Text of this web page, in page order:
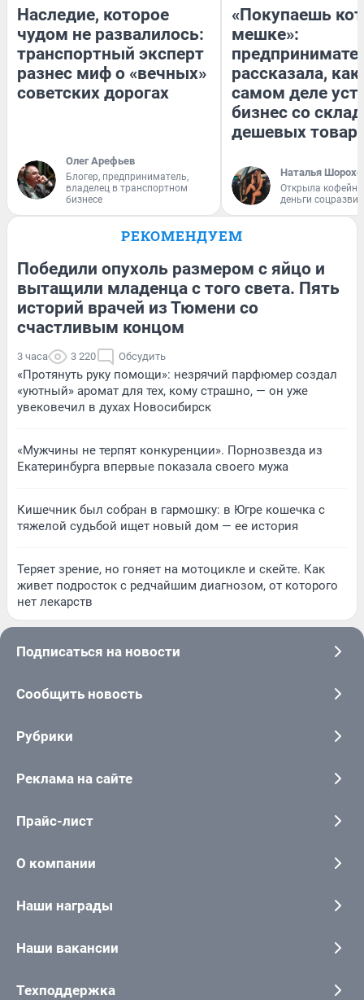
Наследие, которое
чудом не развалилось:
транспортный эксперт
разнес миф о «вечных»
советских дорогах
Олег Арефьев
Блогер, предприниматель,
владелец в транспортном
бизнесе
«Покупаешь
мешке»:
рассказала, как
самом деле
бизнес со
дешевых
Наталья
Открыла
деньги
РЕКОМЕНДУЕМ
Победили опухоль размером с яйцо и
вытащили младенца с того света. Пять
историй врачей из Тюмени со
счастливым концом
3 часа 3 220 Обсудить
«Протянуть руку помощи»: незрячий парфюмер создал
«уютный» аромат для тех, кому страшно, — он уже
увековечил в духах Новосибирск
«Мужчины не терпят конкуренции». Порнозвезда из
Екатеринбурга впервые показала своего мужа
Кишечник был собран в гармошку: в Югре кошечка с
тяжелой судьбой ищет новый дом — ее история
Теряет зрение, но гоняет на мотоцикле и скейте. Как
живет подросток с редчайшим диагнозом, от которого
нет лекарств
Подписаться на новости
Сообщить новость
Рубрики
Реклама на сайте
Прайс-лист
О компании
Наши награды
Наши вакансии
Техподдержка